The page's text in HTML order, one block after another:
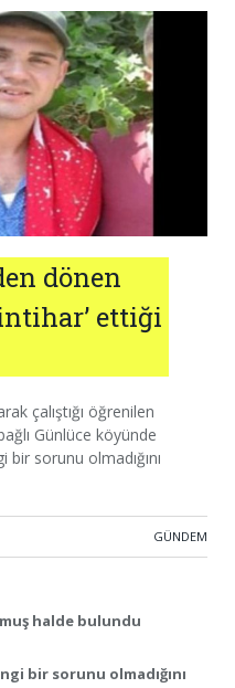
dönen
ettiği
çalıştığı öğrenilen
Günlüce köyünde
bir sorunu olmadığını
GÜNDEM
halde bulundu
bir sorunu olmadığını